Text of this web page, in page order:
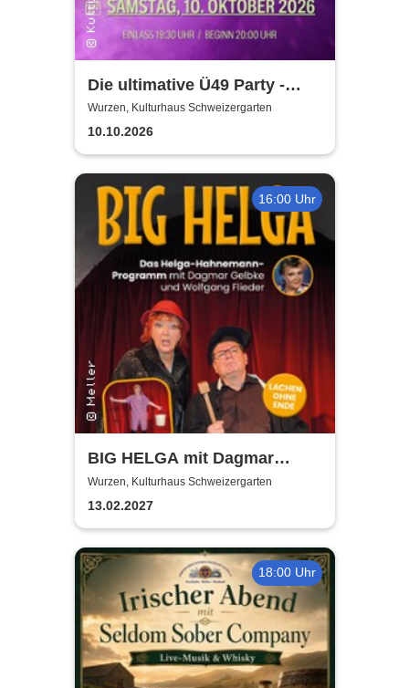
Die ultimative Ü49 Party -
Kulturhaus Schweizergarten
Wurzen, Kulturhaus Schweizergarten
10.10.2026
16:00 Uhr
BIG HELGA mit Dagmar
Gelbke & Wolfgang Fliedler
Wurzen, Kulturhaus Schweizergarten
13.02.2027
18:00 Uhr